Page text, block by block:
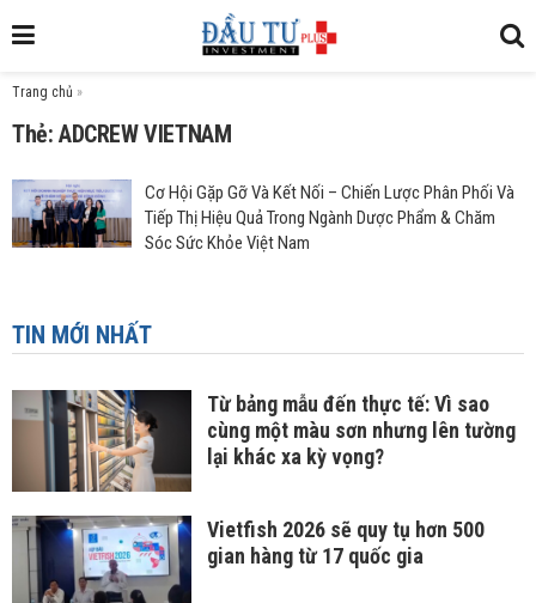
Trang chủ »
Thẻ: ADCREW VIETNAM
Cơ Hội Gặp Gỡ Và Kết Nối – Chiến Lược Phân Phối Và
Tiếp Thị Hiệu Quả Trong Ngành Dược Phẩm & Chăm
Sóc Sức Khỏe Việt Nam
TIN MỚI NHẤT
Từ bảng mẫu đến thực tế: Vì sao
cùng một màu sơn nhưng lên tường
lại khác xa kỳ vọng?
Vietfish 2026 sẽ quy tụ hơn 500
gian hàng từ 17 quốc gia